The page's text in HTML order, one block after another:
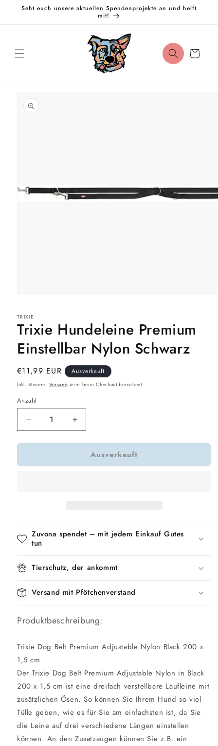
zum
Seht euch unsere aktuellen Spendenprojekte an und helft
mit!
Warenkorb
Modal
öffnen
TRIXIE
Trixie Hundeleine Premium
Einstellbar Nylon Schwarz
Normaler
Preis
€11,99 EUR Ausverkauft
Inkl. Steuern. Versand wird beim Checkout berechnet
Anzahl
Verringere
die
Menge
Trixie
Erhöhe
die
Menge
Trixie
Ausverkauft
Zuvona spendet – mit jedem Einkauf Gutes
tun
Tierschutz, der ankommt
Versand mit Pfötchenverstand
Produktbeschreibung:
Trixie Dog Belt Premium Adjustable Nylon Black 200 x
1,5 cm
Der Trixie Dog Belt Premium Adjustable Nylon in Black
200 x 1,5 cm ist eine dreifach verstellbare Laufleine mit
zusätzlichen Ösen. So können Sie Ihrem Hund so viel
Tülle geben, wie es für Sie am einfachsten ist, da Sie
die Leine auf drei verschiedene Längen einstellen
können. An den Zusatzaugen können Sie z.B. ein